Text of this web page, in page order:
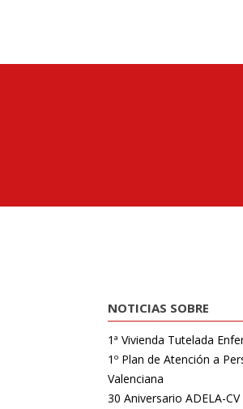
NOTICIAS SOBRE
1ª Vivienda Tutelada
1º Plan de Atención a
Valenciana
30 Aniversario ADELA-CV